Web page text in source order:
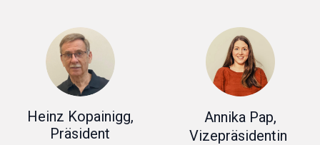
Heinz Kopainigg,
Präsident
Annika Pap,
Vizepräsidentin